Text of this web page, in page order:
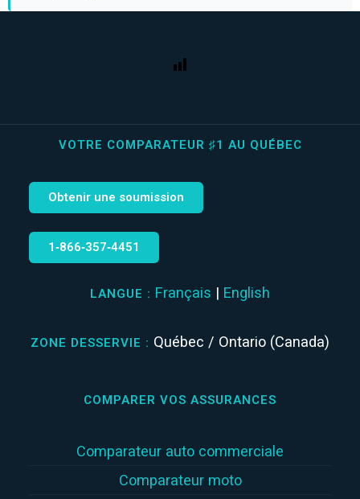
VOTRE COMPARATEUR ♯1 AU QUÉBEC
Obtenir une soumission
1‑866‑357‑4451
LANGUE : Français | English
ZONE DESSERVIE : Québec / Ontario (Canada)
COMPARER VOS ASSURANCES
Comparateur auto commerciale
Comparateur moto